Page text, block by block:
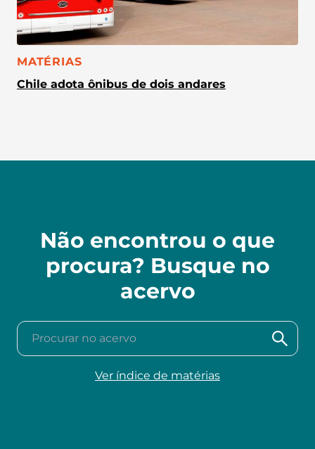
CATEGORIA:
MATÉRIAS
Chile adota ônibus de dois andares
Não encontrou o que
procura? Busque no
acervo
Procurar no acervo
Ver índice de matérias